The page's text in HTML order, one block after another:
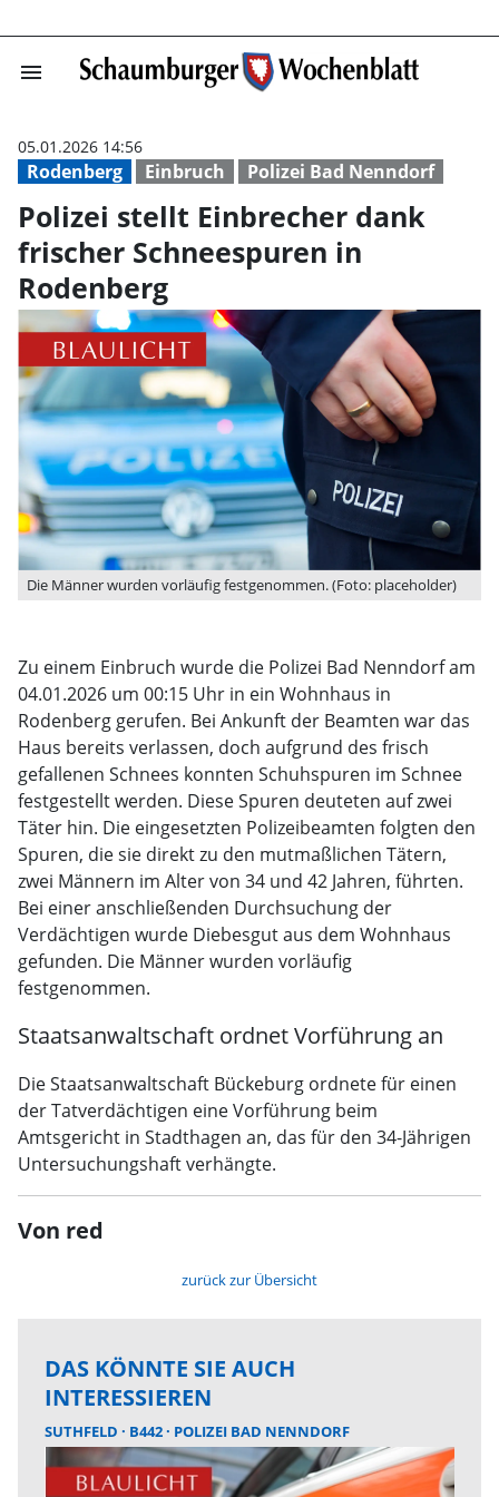
menu Polizei stellt
Rodenberg Einbruch Polizei Bad Nenndorf
05.01.2026 14:56
Polizei stellt Einbrecher dank
frischer Schneespuren in
Rodenberg
Die Männer wurden vorläufig festgenommen. (Foto: placeholder)
Zu einem Einbruch wurde die Polizei Bad Nenndorf am
04.01.2026 um 00:15 Uhr in ein Wohnhaus in
Rodenberg gerufen. Bei Ankunft der Beamten war das
Haus bereits verlassen, doch aufgrund des frisch
gefallenen Schnees konnten Schuhspuren im Schnee
festgestellt werden. Diese Spuren deuteten auf zwei
Täter hin. Die eingesetzten Polizeibeamten folgten den
Spuren, die sie direkt zu den mutmaßlichen Tätern,
zwei Männern im Alter von 34 und 42 Jahren, führten.
Bei einer anschließenden Durchsuchung der
Verdächtigen wurde Diebesgut aus dem Wohnhaus
gefunden. Die Männer wurden vorläufig
festgenommen.
Staatsanwaltschaft ordnet Vorführung an
Die Staatsanwaltschaft Bückeburg ordnete für einen
der Tatverdächtigen eine Vorführung beim
Amtsgericht in Stadthagen an, das für den 34-Jährigen
Untersuchungshaft verhängte.
Von red
zurück zur Übersicht
DAS KÖNNTE SIE AUCH
INTERESSIEREN
SUTHFELD B442 POLIZEI BAD NENNDORF